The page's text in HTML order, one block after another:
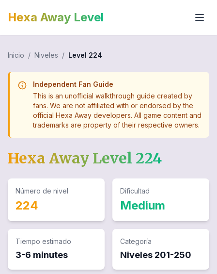
Hexa Away Level
Inicio / Niveles / Level 224
Independent Fan Guide
This is an unofficial walkthrough guide created by
fans. We are not affiliated with or endorsed by the
official Hexa Away developers. All game content and
trademarks are property of their respective owners.
Hexa Away Level 224
Número de nivel
224
Dificultad
Medium
Tiempo estimado
3-6 minutes
Categoría
Niveles 201-250